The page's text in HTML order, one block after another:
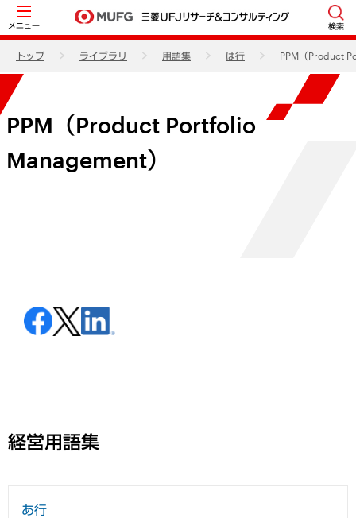
メニュー 検索
トップ ライブラリ 用語集 は行 PPM（Product
PPM（Product Portfolio
Management）
経営用語集
あ行